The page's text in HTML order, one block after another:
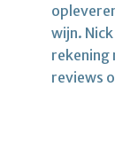
wijn.
rekening
reviews